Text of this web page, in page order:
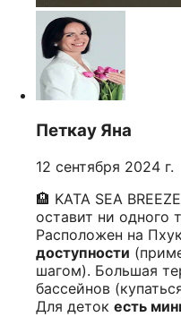
Петкау Яна
12 сентября 2024 г.
🏨 KATA SEA
оставит ни одного
Расположен на
доступности
шагом). Большая
бассейнов
Для деток есть